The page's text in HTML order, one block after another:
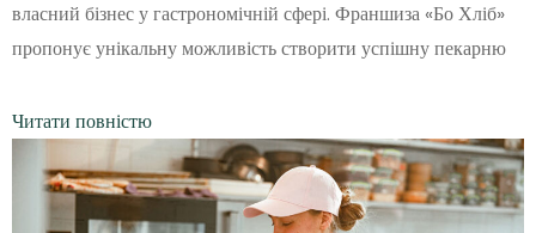
власний бізнес у гастрономічній сфері. Франшиза «Бо Хліб»
пропонує унікальну можливість створити успішну пекарню
Читати повністю